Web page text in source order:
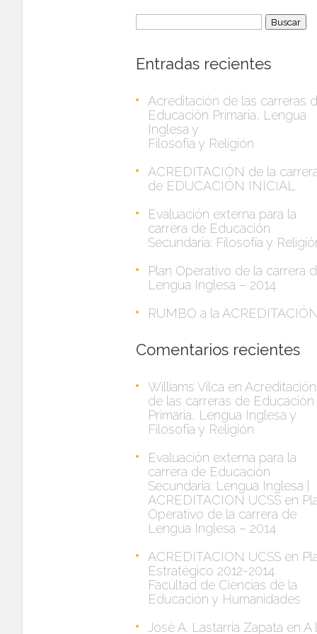
Entradas recientes
Acreditación de las carreras
Educación Primaria, Lengua
Inglesa y
Filosofía y Religión
ACREDITACIÓN de la
de EDUCACIÓN INICIAL
Evaluación externa para la
carrera de Educación
Secundaria: Filosofía y
Plan Operativo de la carrera
Lengua Inglesa – 2014
RUMBO a la ACREDITACIÓN
Comentarios recientes
Williams Vilca en Acreditación
de las carreras de Educación
Primaria, Lengua Inglesa y
Filosofía y Religión
Evaluación externa para la
carrera de Educación
Secundaria: Lengua Inglesa |
ACREDITACION UCSS en
Operativo de la carrera de
Lengua Inglesa – 2014
ACREDITACION UCSS en
Estratégico 2012-2014
Facultad de Ciencias de la
Educación y Humanidades
Josè A. Lastarria Zapata en A